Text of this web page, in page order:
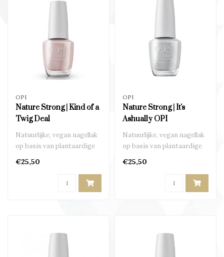
OPI
Nature Strong | Kind of a
Twig Deal
Natuurlijke, vegan nagellak
op basis van plantaardige
€25,50
OPI
Nature Strong | It's
Ashually OPI
Natuurlijke, vegan nagellak
op basis van plantaardige
€25,50